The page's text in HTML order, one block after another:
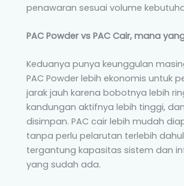
penawaran sesuai volume
PAC Powder vs PAC Cair, mana
Keduanya punya keunggulan
PAC Powder lebih ekonomis untuk
jarak jauh karena bobotnya lebih
kandungan aktifnya lebih tinggi,
disimpan. PAC cair lebih mudah
tanpa perlu pelarutan terlebih
tergantung kapasitas sistem dan
yang sudah ada.